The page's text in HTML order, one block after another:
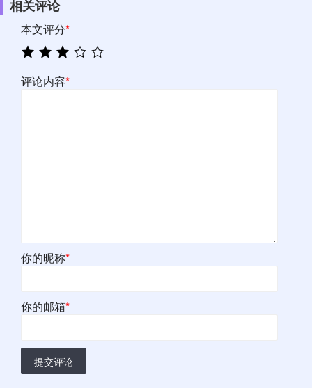
相关评论
本文评分*
评论内容*
你的昵称*
你的邮箱*
提交评论